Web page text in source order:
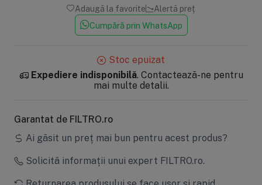
Adaugă la favorite
Alertă preț
Cumpără prin WhatsApp
Stoc epuizat
Expediere indisponibilă. Contactează-ne pentru
mai multe detalii.
Garantat de FILTRO.ro
Ai găsit un preț mai bun pentru acest produs?
Solicită informații unui expert FILTRO.ro.